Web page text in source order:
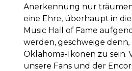
Anerkennung nur
eine Ehre, überhaupt in
Music Hall of Fame
werden, geschweige
Oklahoma-Ikonen zu sein.
unsere Fans und der